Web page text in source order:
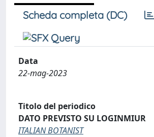
Scheda completa (DC)
Data
22-mag-2023
Titolo del periodico
DATO PREVISTO SU LOGINMIUR
ITALIAN BOTANIST